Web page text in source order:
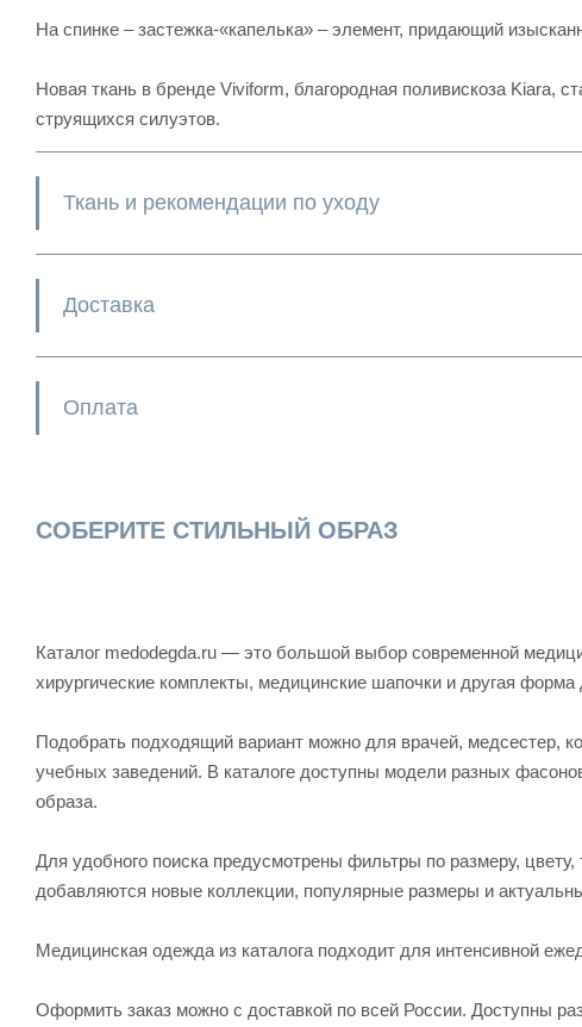
На спинке – застежка-«капелька» – элемент, придающий
Новая ткань в бренде Viviform, благородная поливискоза Kiara,
струящихся силуэтов.
Ткань и рекомендации по уходу
Доставка
Оплата
СОБЕРИТЕ СТИЛЬНЫЙ ОБРАЗ
Каталог medodegda.ru — это большой выбор современной
хирургические комплекты, медицинские шапочки и другая
Подобрать подходящий вариант можно для врачей, медсестер,
учебных заведений. В каталоге доступны модели разных
образа.
Для удобного поиска предусмотрены фильтры по размеру,
добавляются новые коллекции, популярные размеры и
Медицинская одежда из каталога подходит для интенсивной
Оформить заказ можно с доставкой по всей России. Доступны